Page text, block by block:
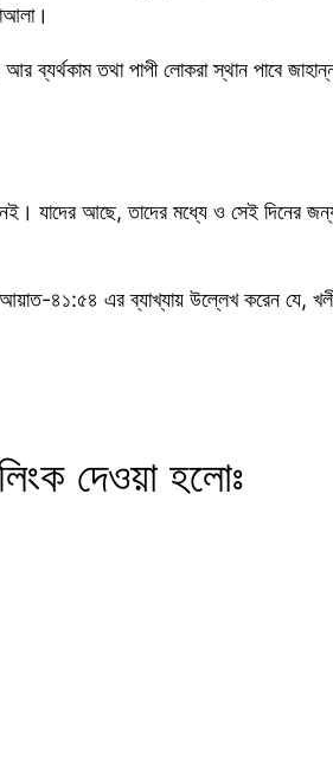
ব্যর্থকাম তথা পাপী লোকরা স্থান পাবে
যাদের আছে, তাদের মধ্যে ও সেই দিনের
৪১:৫৪ এর ব্যাখ্যায় উল্লেখ করেন যে,
দেওয়া হলোঃ